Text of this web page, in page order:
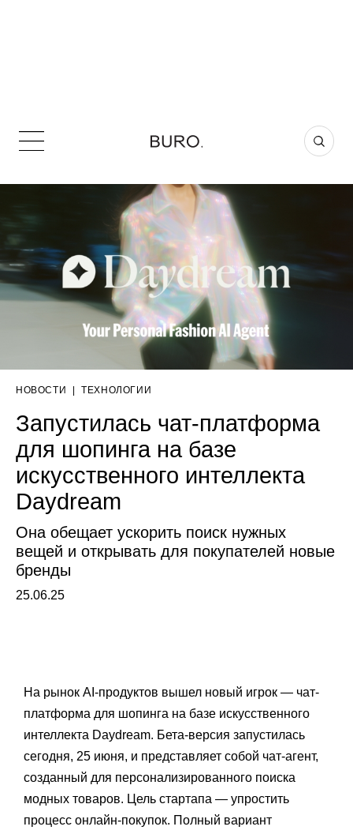
НОВОСТИ ТЕХНОЛОГИИ
Запустилась чат-платформа
для шопинга на базе
искусственного интеллекта
Daydream
Она обещает ускорить поиск нужных
вещей и открывать для покупателей новые
бренды
25.06.25
На рынок AI-продуктов вышел новый игрок — чат-
платформа для шопинга на базе искусственного
интеллекта Daydream. Бета-версия запустилась
сегодня, 25 июня, и представляет собой чат-агент,
созданный для персонализированного поиска
модных товаров. Цель стартапа — упростить
процесс онлайн-покупок. Полный вариант